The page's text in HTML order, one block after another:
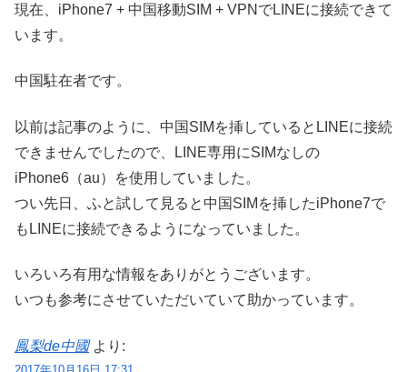
現在、iPhone7 + 中国移動SIM + VPNでLINEに接続できて
います。
中国駐在者です。
以前は記事のように、中国SIMを挿しているとLINEに接続
できませんでしたので、LINE専用にSIMなしの
iPhone6（au）を使用していました。
つい先日、ふと試して見ると中国SIMを挿したiPhone7で
もLINEに接続できるようになっていました。
いろいろ有用な情報をありがとうございます。
いつも参考にさせていただいていて助かっています。
鳳梨de中國 より: